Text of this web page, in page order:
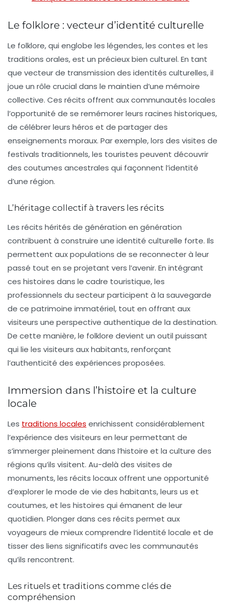
Le folklore : vecteur d’identité culturelle
Le folklore, qui englobe les légendes, les contes et les
traditions orales, est un précieux bien culturel. En tant
que vecteur de transmission des identités culturelles, il
joue un rôle crucial dans le maintien d’une mémoire
collective. Ces récits offrent aux communautés locales
l’opportunité de se remémorer leurs racines historiques,
de célébrer leurs héros et de partager des
enseignements moraux. Par exemple, lors des visites de
festivals traditionnels, les touristes peuvent découvrir
des coutumes ancestrales qui façonnent l’identité
d’une région.
L’héritage collectif à travers les récits
Les récits hérités de génération en génération
contribuent à construire une identité culturelle forte. Ils
permettent aux populations de se reconnecter à leur
passé tout en se projetant vers l’avenir. En intégrant
ces histoires dans le cadre touristique, les
professionnels du secteur participent à la sauvegarde
de ce patrimoine immatériel, tout en offrant aux
visiteurs une perspective authentique de la destination.
De cette manière, le folklore devient un outil puissant
qui lie les visiteurs aux habitants, renforçant
l’authenticité des expériences proposées.
Immersion dans l’histoire et la culture
locale
Les traditions locales enrichissent considérablement
l’expérience des visiteurs en leur permettant de
s’immerger pleinement dans l’histoire et la culture des
régions qu’ils visitent. Au-delà des visites de
monuments, les récits locaux offrent une opportunité
d’explorer le mode de vie des habitants, leurs us et
coutumes, et les histoires qui émanent de leur
quotidien. Plonger dans ces récits permet aux
voyageurs de mieux comprendre l’identité locale et de
tisser des liens significatifs avec les communautés
qu’ils rencontrent.
Les rituels et traditions comme clés de
compréhension